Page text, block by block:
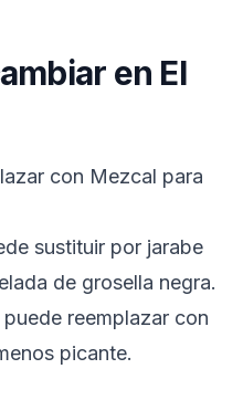
en El
con Mezcal para
sustituir por jarabe
de grosella negra.
puede reemplazar con
picante.